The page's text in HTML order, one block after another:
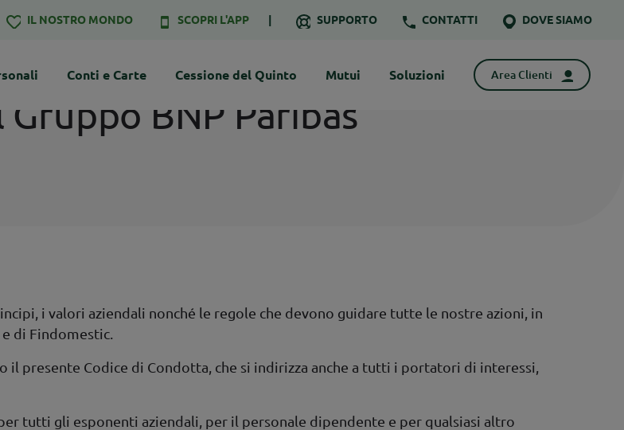
Conti e Carte Cessione del Quinto Mutui Soluzioni Area Clienti
IL NOSTRO MONDO SCOPRI L'APP SUPPORTO CONTATTI DOVE SIAMO
BNP Paribas
i valori aziendali nonché le regole che devono guidare tutte le nostre azioni, in
di Findomestic.
presente Codice di Condotta, che si indirizza anche a tutti i portatori di interessi,
tutti gli esponenti aziendali, per il personale dipendente e per qualsiasi altro